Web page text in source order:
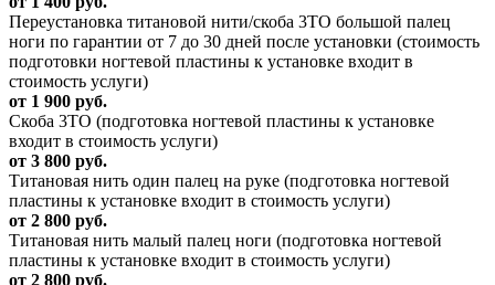
Переустановка титановой нити/скоба 3ТО большой палец
ноги по гарантии от 7 до 30 дней после установки (стоимость
подготовки ногтевой пластины к установке входит в
стоимость услуги)
от 1 900 руб.
Скоба 3ТО (подготовка ногтевой пластины к установке
входит в стоимость услуги)
от 3 800 руб.
Титановая нить один палец на руке (подготовка ногтевой
пластины к установке входит в стоимость услуги)
от 2 800 руб.
Титановая нить малый палец ноги (подготовка ногтевой
пластины к установке входит в стоимость услуги)
от 2 800 руб.